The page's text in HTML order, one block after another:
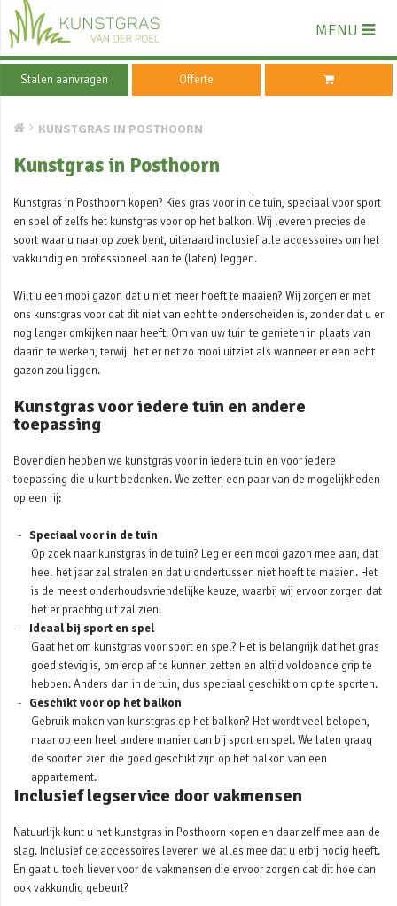
MENU
Stalen aanvragen Offerte
KUNSTGRAS IN POSTHOORN
Kunstgras in Posthoorn
Kunstgras in Posthoorn kopen? Kies gras voor in de tuin, speciaal voor sport
en spel of zelfs het kunstgras voor op het balkon. Wij leveren precies de
soort waar u naar op zoek bent, uiteraard inclusief alle accessoires om het
vakkundig en professioneel aan te (laten) leggen.
Wilt u een mooi gazon dat u niet meer hoeft te maaien? Wij zorgen er met
ons kunstgras voor dat dit niet van echt te onderscheiden is, zonder dat u er
nog langer omkijken naar heeft. Om van uw tuin te genieten in plaats van
daarin te werken, terwijl het er net zo mooi uitziet als wanneer er een echt
gazon zou liggen.
Kunstgras voor iedere tuin en andere
toepassing
Bovendien hebben we kunstgras voor in iedere tuin en voor iedere
toepassing die u kunt bedenken. We zetten een paar van de mogelijkheden
op een rij:
Speciaal voor in de tuin
Op zoek naar kunstgras in de tuin? Leg er een mooi gazon mee aan, dat
heel het jaar zal stralen en dat u ondertussen niet hoeft te maaien. Het
is de meest onderhoudsvriendelijke keuze, waarbij wij ervoor zorgen dat
het er prachtig uit zal zien.
Ideaal bij sport en spel
Gaat het om kunstgras voor sport en spel? Het is belangrijk dat het gras
goed stevig is, om erop af te kunnen zetten en altijd voldoende grip te
hebben. Anders dan in de tuin, dus speciaal geschikt om op te sporten.
Geschikt voor op het balkon
Gebruik maken van kunstgras op het balkon? Het wordt veel belopen,
maar op een heel andere manier dan bij sport en spel. We laten graag
de soorten zien die goed geschikt zijn op het balkon van een
appartement.
Inclusief legservice door vakmensen
Natuurlijk kunt u het kunstgras in Posthoorn kopen en daar zelf mee aan de
slag. Inclusief de accessoires leveren we alles mee dat u erbij nodig heeft.
En gaat u toch liever voor de vakmensen die ervoor zorgen dat dit hoe dan
ook vakkundig gebeurt?